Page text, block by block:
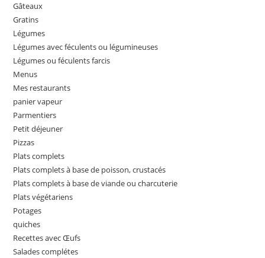
Gâteaux
Gratins
Légumes
Légumes avec féculents ou légumineuses
Légumes ou féculents farcis
Menus
Mes restaurants
panier vapeur
Parmentiers
Petit déjeuner
Pizzas
Plats complets
Plats complets à base de poisson, crustacés
Plats complets à base de viande ou charcuterie
Plats végétariens
Potages
quiches
Recettes avec Œufs
Salades complétes